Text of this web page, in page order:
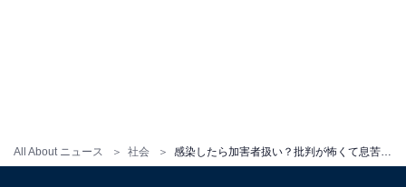
All About ニュース 社会
7都府県に緊急事態宣言が出され、休業要請や外出自粛
による経済的な打撃を受けている人たちが増えるに伴